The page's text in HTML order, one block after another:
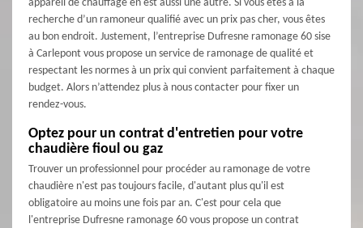
appareil de chauffage en est aussi une autre. Si vous êtes à la
recherche d’un ramoneur qualifié avec un prix pas cher, vous êtes
au bon endroit. Justement, l’entreprise Dufresne ramonage 60 sise
à Carlepont vous propose un service de ramonage de qualité et
respectant les normes à un prix qui convient parfaitement à chaque
budget. Alors n’attendez plus à nous contacter pour fixer un
rendez-vous.
Optez pour un contrat d'entretien pour votre
chaudière fioul ou gaz
Trouver un professionnel pour procéder au ramonage de votre
chaudière n'est pas toujours facile, d'autant plus qu'il est
obligatoire au moins une fois par an. C'est pour cela que
l'entreprise Dufresne ramonage 60 vous propose un contrat